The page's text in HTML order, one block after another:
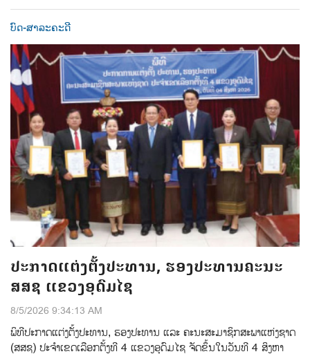
ບົດ-ສາລະຄະດີ
ປະກາດແຕ່ງຕັ້ງປະທານ, ຮອງປະທານຄະນະ
ສສຊ ແຂວງອຸດົມໄຊ
8/5/2026 9:34:13 AM
ພິທີປະກາດແຕ່ງຕ້ັງປະທານ, ຮອງປະທານ ແລະ ຄະນະສະມາຊິກສະພາແຫ່ງຊາດ
(ສສຊ) ປະຈຳເຂດເລືອກຕັ້ງທີ 4 ແຂວງອຸດົມໄຊ ຈັດຂຶ້ນໃນວັນທີ 4 ສິງຫາ